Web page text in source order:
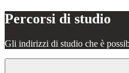
Percorsi di studio
Gli indirizzi di studio che è